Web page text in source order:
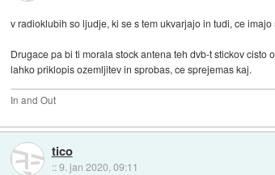
v radioklubih so ljudje, ki se s tem ukvarjajo in tudi, ce
Drugace pa bi ti morala stock antena teh dvb-t stickov
lahko priklopis ozemljitev in sprobas, ce sprejemas kaj.
In and Out
tico
::9. jan 2020, 09:11